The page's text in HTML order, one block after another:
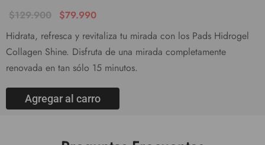
$129.900 $79.990
Hidrata, refresca y revitaliza tu mirada con los Pads Hidrogel
Collagen Shine. Disfruta de una mirada completamente
renovada en tan sólo 15 minutos.
Agregar al carro